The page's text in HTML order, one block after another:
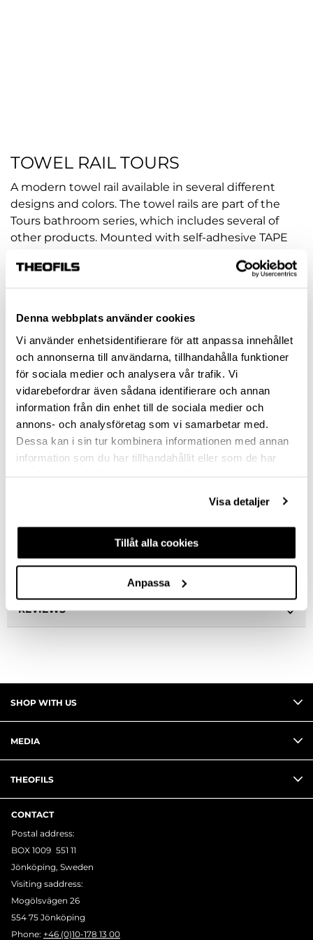
Denna webbplats använder cookies
Vi använder enhetsidentifierare för att anpassa innehållet
och annonserna till användarna, tillhandahålla funktioner
för sociala medier och analysera vår trafik. Vi
vidarebefordrar även sådana identifierare och annan
information från din enhet till de sociala medier och
annons- och analysföretag som vi samarbetar med.
Dessa kan i sin tur kombinera informationen med annan
information som du har tillhandahållit eller som de har
Visa detaljer
Tillåt alla cookies
Anpassa
TOWEL RAIL TOURS
A modern towel rail available in several different
designs and colors. The towel rails are part of the
Tours bathroom series, which includes several of
other products. Mounted with self-adhesive TAPE
STAINLESS STEEL-LOOK
MATT BLACK
NUMBER OF RODS
1
REVIEWS
SHOP WITH US
MEDIA
THEOFILS
CONTACT
Postal address:
BOX 1009 551 11
Jönköping, Sweden
Visiting saddress:
Mogölsvägen 26
554 75 Jönköping
Phone: +46 (0)10-178 13 00